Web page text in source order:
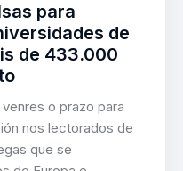
para
de
de 433.000
o prazo para
nos lectorados de
que se